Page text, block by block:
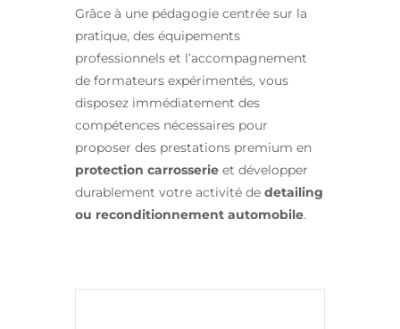
Grâce à une pédagogie centrée sur la
pratique, des équipements
professionnels et l’accompagnement
de formateurs expérimentés, vous
disposez immédiatement des
compétences nécessaires pour
proposer des prestations premium en
protection carrosserie et développer
durablement votre activité de detailing
ou reconditionnement automobile.